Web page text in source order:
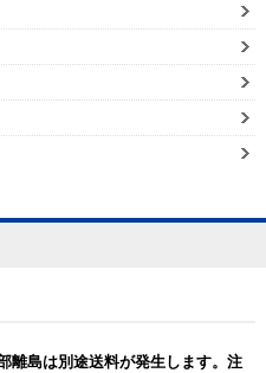
離島は別途送料が発生します。注